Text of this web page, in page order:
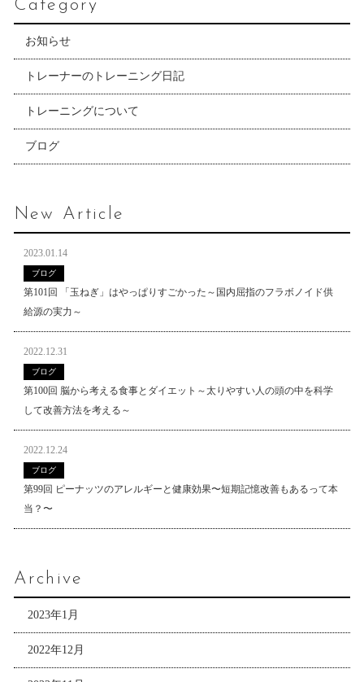
Category
お知らせ
トレーナーのトレーニング日記
トレーニングについて
ブログ
New Article
2023.01.14
ブログ
第101回 「玉ねぎ」はやっぱりすごかった～国内屈指のフラボノイド供
給源の実力～
2022.12.31
ブログ
第100回 脳から考える食事とダイエット～太りやすい人の頭の中を科学
して改善方法を考える～
2022.12.24
ブログ
第99回 ピーナッツのアレルギーと健康効果〜短期記憶改善もあるって本
当？〜
Archive
2023年1月
2022年12月